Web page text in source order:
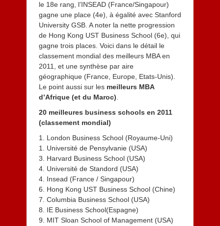
le 18e rang, l’INSEAD (France/Singapour)
gagne une place (4e), à égalité avec Stanford
University GSB. A noter la nette progression
de Hong Kong UST Business School (6e), qui
gagne trois places. Voici dans le détail le
classement mondial des meilleurs MBA en
2011, et une synthèse par aire
géographique (France, Europe, Etats-Unis).
Le point aussi sur les meilleurs MBA
d’Afrique (et du Maroc)
20 meilleures business schools en 2011
(classement mondial)
1. London Business School (Royaume-Uni)
1. Université de Pensylvanie (USA)
3. Harvard Business School (USA)
4. Université de Standord (USA)
4. Insead (France / Singapour)
6. Hong Kong UST Business School (Chine)
7. Columbia Business School (USA)
8. IE Business School(Espagne)
9. MIT Sloan School of Management (USA)